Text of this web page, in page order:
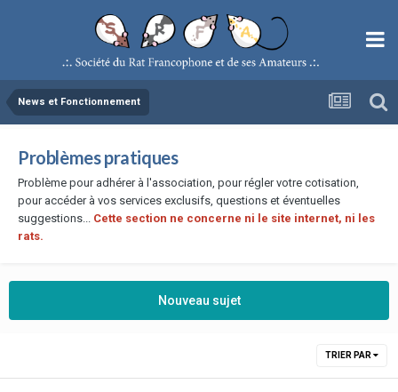
News et Fonctionnement
Problèmes pratiques
Problème pour adhérer à l'association, pour régler votre cotisation,
pour accéder à vos services exclusifs, questions et éventuelles
suggestions... Cette section ne concerne ni le site internet, ni les
rats.
Nouveau sujet
TRIER PAR